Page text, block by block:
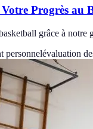
Progrès au
grâce à notre
personnelévaluation